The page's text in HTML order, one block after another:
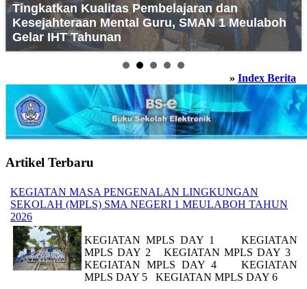
Tingkatkan Kualitas Pembelajaran dan
Kesejahteraan Mental Guru, SMAN 1 Meulaboh
Gelar IHT Tahunan
» Index Berita
Artikel Terbaru
KEGIATAN MASA PENGENALAN LINGKUNGAN
SEKOLAH (MPLS) SMA NEGERI 1 MEULABOH TAHUN
2026
KEGIATAN MPLS DAY 1 KEGIATAN
MPLS DAY 2 KEGIATAN MPLS DAY 3
KEGIATAN MPLS DAY 4 KEGIATAN
MPLS DAY 5 KEGIATAN MPLS DAY 6